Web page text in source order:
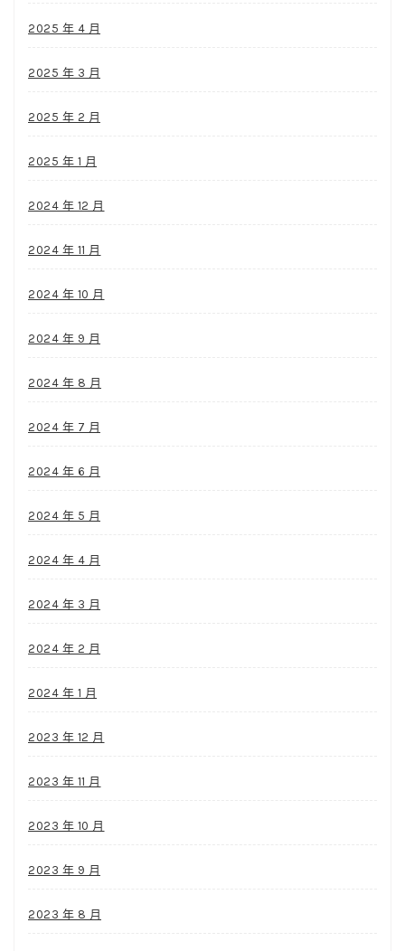
2025 年 4 月
2025 年 3 月
2025 年 2 月
2025 年 1 月
2024 年 12 月
2024 年 11 月
2024 年 10 月
2024 年 9 月
2024 年 8 月
2024 年 7 月
2024 年 6 月
2024 年 5 月
2024 年 4 月
2024 年 3 月
2024 年 2 月
2024 年 1 月
2023 年 12 月
2023 年 11 月
2023 年 10 月
2023 年 9 月
2023 年 8 月